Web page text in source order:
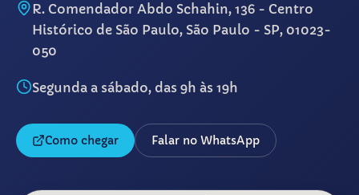
R. Comendador Abdo Schahin, 136 - Centro
Histórico de São Paulo, São Paulo - SP, 01023-
050
Segunda a sábado, das 9h às 19h
Como chegar Falar no WhatsApp